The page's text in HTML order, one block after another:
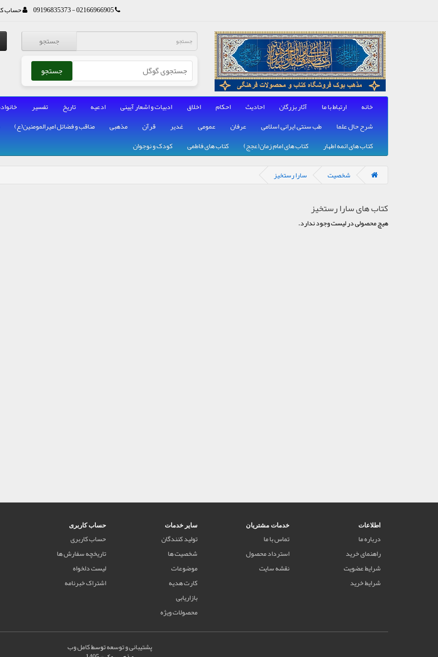
02166966905 - 09196835373 حساب
جستجو
جستجو
خانه ارتباط با ما آثار بزرگان احادیث احکام اخلاق ادبیات و اشعار آیینی ادعیه تاریخ تفسیر
شرح حال علما
طب سنتی, ایرانی, اسلامی عرفان عمومی غدیر قرآن مذهبی مناقب و فضائل امیرالمومنین(ع)
کتاب های ائمه اطهار
کتاب های امام زمان(عجج) کتاب های فاطمی کودک و نوجوان
شخصیت سارا رستخیز
کتاب های سارا رستخیز
هیچ محصولی در لیست وجود ندارد.
اطلاعات
درباره ما
راهنمای خرید
شرایط عضویت
شرایط خرید
خدمات مشتریان
تماس با ما
استرداد محصول
نقشه سایت
سایر خدمات
تولید کنندگان
شخصیت ها
موضوعات
کارت هدیه
بازاریابی
محصولات ویژه
حساب کاربری
حساب کاربری
تاریخچه سفارش ها
لیست دلخواه
اشتراک خبرنامه
پشتیبانی و توسعهتوسطکامل وب